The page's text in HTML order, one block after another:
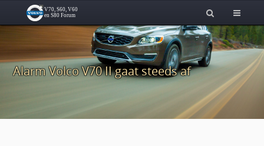
Alarm Volco V70 II gaat steeds af